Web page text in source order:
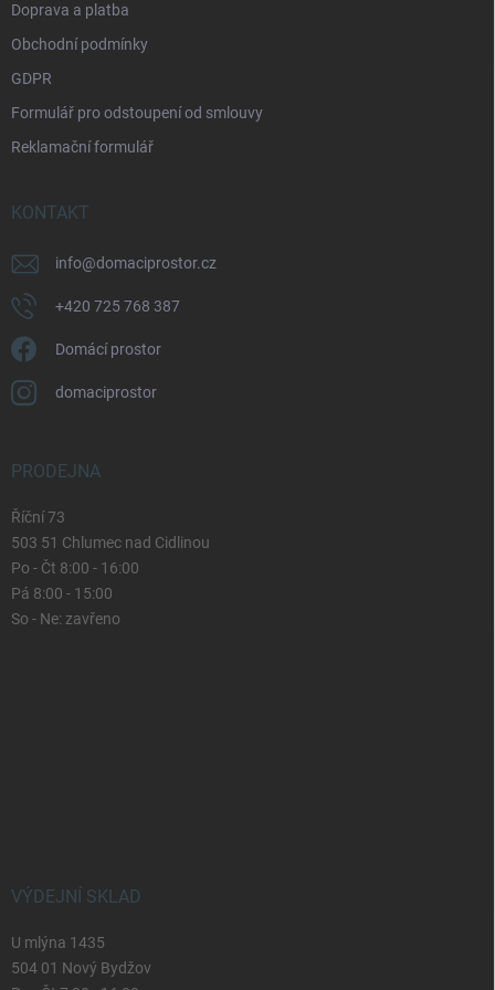
Doprava a platba
Obchodní podmínky
GDPR
Formulář pro odstoupení od smlouvy
Reklamační formulář
KONTAKT
info@domaciprostor.cz
+420 725 768 387
Domácí prostor
domaciprostor
PRODEJNA
Říční 73
503 51 Chlumec nad Cidlinou
Po - Čt 8:00 - 16:00
Pá 8:00 - 15:00
So - Ne: zavřeno
VÝDEJNÍ SKLAD
U mlýna 1435
504 01 Nový Bydžov